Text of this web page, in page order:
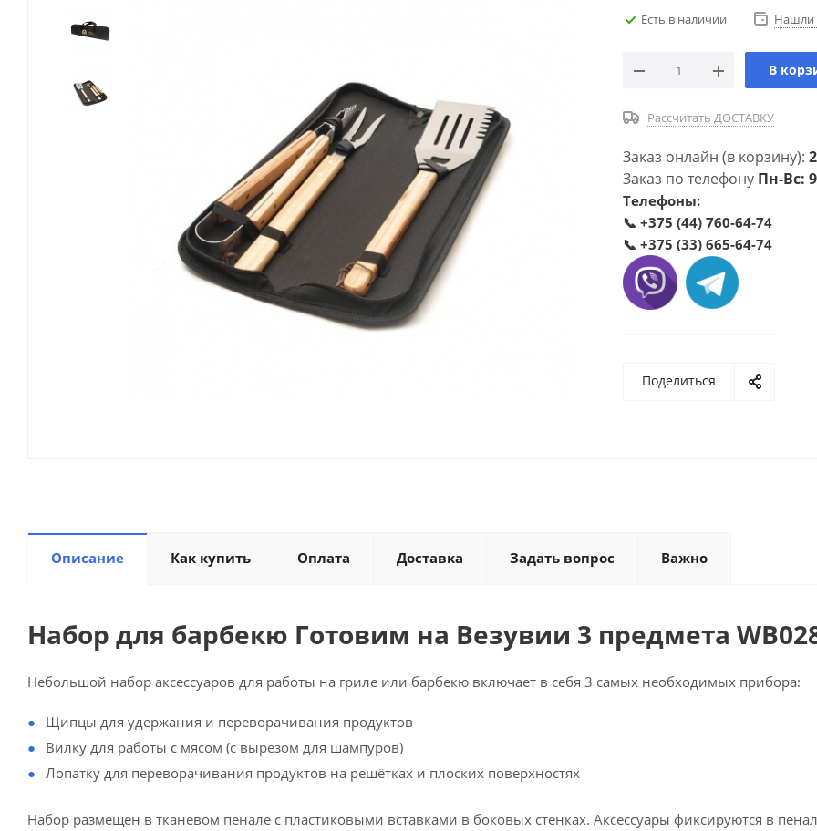
Есть в наличии Нашли
В
Рассчитать ДОСТАВКУ
Заказ онлайн (в корзину):
Заказ по телефону Пн-Вс:
Телефоны:
📞 +375 (44) 760-64-74
📞 +375 (33) 665-64-74
Поделиться
Описание Как купить Оплата Доставка Задать вопрос Важно
Набор для барбекю Готовим на Везувии 3 предмета
Небольшой набор аксессуаров для работы на гриле или барбекю включает в себя 3 самых необходимых прибора:
Щипцы для удержания и переворачивания продуктов
Вилку для работы с мясом (с вырезом для шампуров)
Лопатку для переворачивания продуктов на решётках и плоских поверхностях
Набор размещён в тканевом пенале с пластиковыми вставками в боковых стенках. Аксессуары фиксируются в